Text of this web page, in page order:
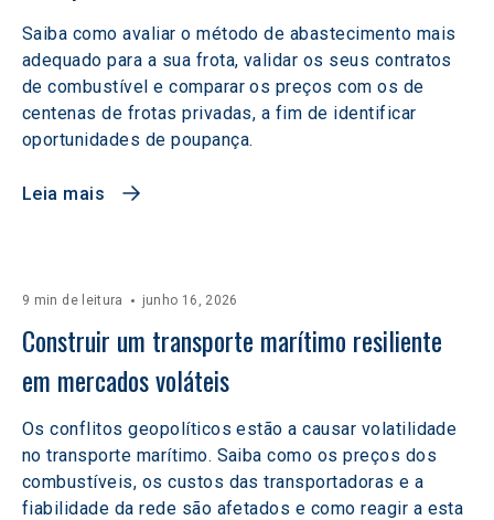
Saiba como avaliar o método de abastecimento mais
adequado para a sua frota, validar os seus contratos
de combustível e comparar os preços com os de
centenas de frotas privadas, a fim de identificar
oportunidades de poupança.
Leia mais
9 min de leitura junho 16, 2026
Construir um transporte marítimo resiliente
em mercados voláteis
Os conflitos geopolíticos estão a causar volatilidade
no transporte marítimo. Saiba como os preços dos
combustíveis, os custos das transportadoras e a
fiabilidade da rede são afetados e como reagir a esta